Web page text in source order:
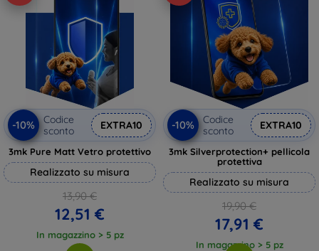
-10%
Codice
sconto
EXTRA10
3mk Pure Matt Vetro protettivo
Realizzato su misura
13,90 €
12,51 €
In magazzino > 5 pz
-10%
Codice
sconto
EXTRA10
3mk Silverprotection+ pellicola
protettiva
Realizzato su misura
19,90 €
17,91 €
In magazzino > 5 pz